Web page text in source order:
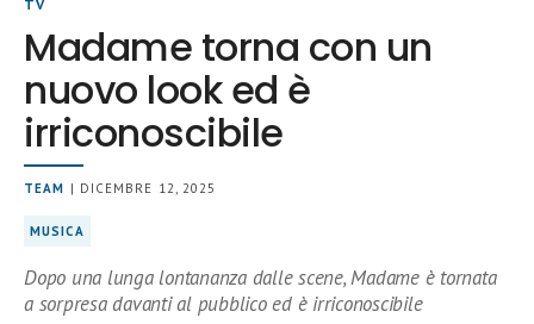
TV
Madame torna con un
nuovo look ed è
irriconoscibile
TEAM | DICEMBRE 12, 2025
MUSICA
Dopo una lunga lontananza dalle scene, Madame è tornata
a sorpresa davanti al pubblico ed è irriconoscibile